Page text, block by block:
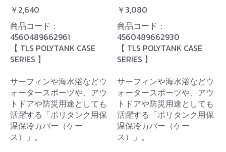
￥2,640
商品コード：
4560489662961
【 TLS POLYTANK CASE
SERIES 】
サーフィンや海水浴などウ
ォータースポーツや、アウ
トドアや防災用途としても
活躍する「ポリタンク用保
温保冷カバー（ケー
ス）」。
￥3,080
商品コード：
4560489662930
【 TLS POLYTANK CASE
SERIES 】
サーフィンや海水浴などウ
ォータースポーツや、アウ
トドアや防災用途としても
活躍する「ポリタンク用保
温保冷カバー（ケー
ス）」。